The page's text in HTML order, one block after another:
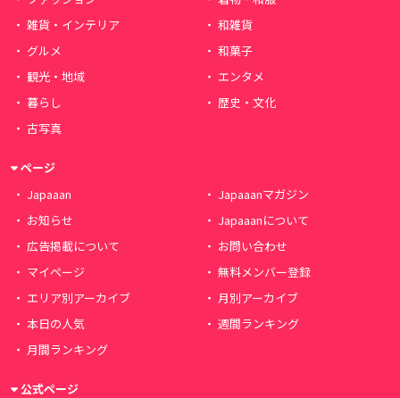
雑貨・インテリア
和雑貨
グルメ
和菓子
観光・地域
エンタメ
暮らし
歴史・文化
古写真
ページ
Japaaan
Japaaanマガジン
お知らせ
Japaaanについて
広告掲載について
お問い合わせ
マイページ
無料メンバー登録
エリア別アーカイブ
月別アーカイブ
本日の人気
週間ランキング
月間ランキング
公式ページ